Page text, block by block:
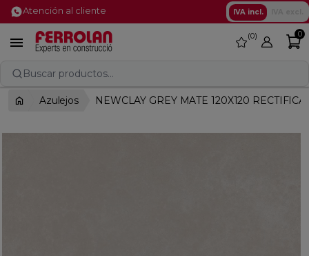
Atención al cliente IVA incl.
 favorite
0 0
Buscar productos...
Azulejos NEWCLAY GREY MATE 120X120